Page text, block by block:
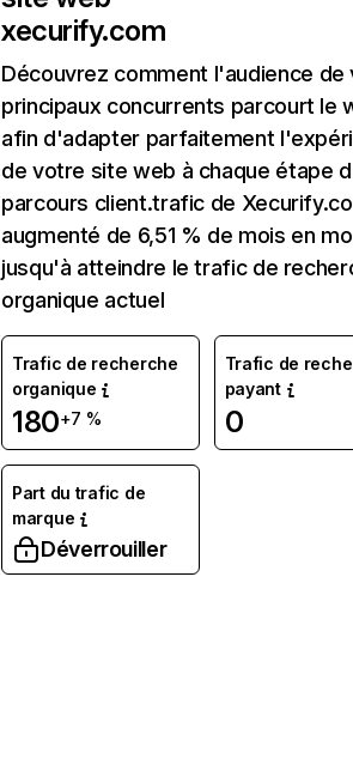
xecurify.com
Découvrez comment l'audience de
principaux concurrents parcourt le
afin d'adapter parfaitement
de votre site web à chaque étape
parcours client.trafic de
augmenté de 6,51 % de mois en
jusqu'à atteindre le trafic de
organique actuel
Trafic de recherche
organique
180+7 %
Trafic de
payant
0
Part du trafic de
marque
Déverrouiller